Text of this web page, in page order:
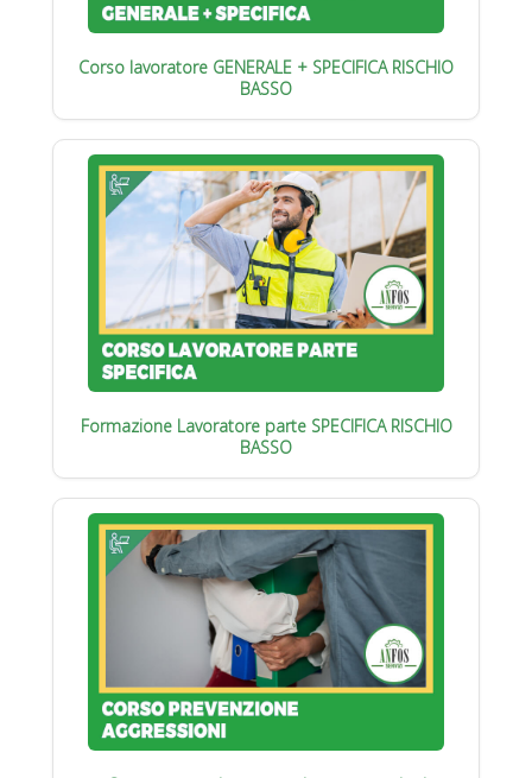
Corso lavoratore GENERALE + SPECIFICA RISCHIO
BASSO
Formazione Lavoratore parte SPECIFICA RISCHIO
BASSO